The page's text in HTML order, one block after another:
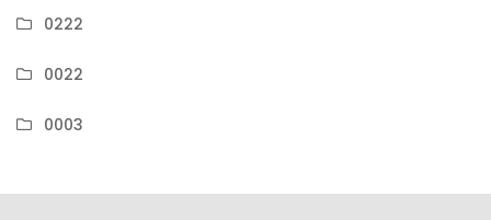
0222
0022
0003